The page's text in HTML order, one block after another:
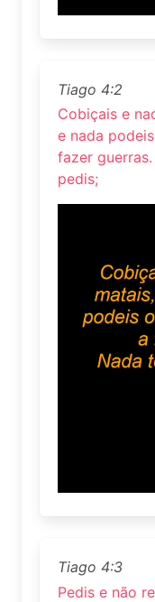
Tiago 4:2
Cobiçais e
e nada
fazer
pedis;
Tiago 4:3
Pedis e não